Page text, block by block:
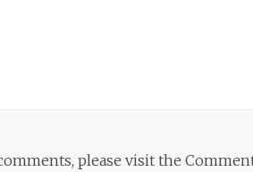
please visit the